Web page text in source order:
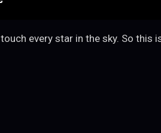
every star in the sky. So this